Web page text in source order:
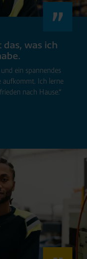
das, was ich
ein spannendes
aufkommt. Ich lerne
nach Hause.“